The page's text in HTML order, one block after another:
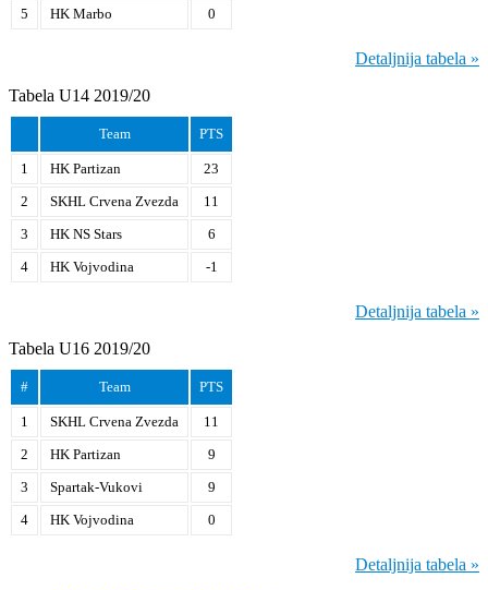
5
HK Marbo 0
Detaljnija tabela »
Tabela U14 2019/20
Team PTS
1 HK Partizan
23
2
SKHL Crvena Zvezda
11
3
HK NS Stars
6
4
HK Vojvodina -1
Detaljnija tabela »
Tabela U16 2019/20
# Team PTS
1 SKHL Crvena Zvezda
11
2
HK Partizan
9
3
Spartak-Vukovi
9
4
HK Vojvodina 0
Detaljnija tabela »